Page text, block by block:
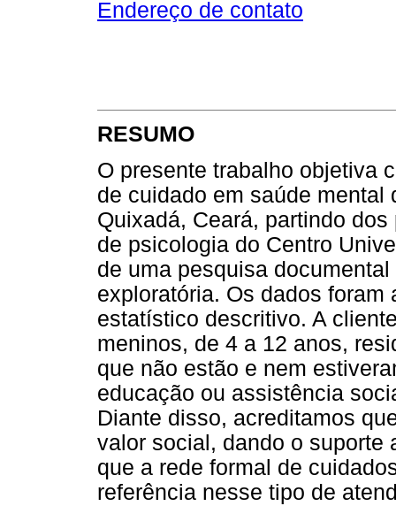
Endereço de contato
RESUMO
O presente trabalho objetiva
de cuidado em saúde
Quixadá, Ceará, partindo
de psicologia do Centro
de uma pesquisa
exploratória. Os dados
estatístico descritivo. A
meninos, de 4 a 12 anos,
que não estão e nem
educação ou assistência
Diante disso, acreditamos
valor social, dando o suporte
que a rede formal de
referência nesse tipo de